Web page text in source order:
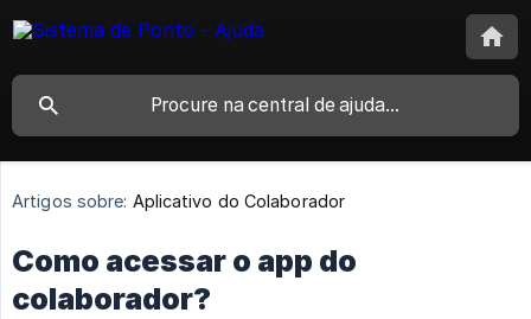
Artigos sobre: Aplicativo do Colaborador
Como acessar o app do
colaborador?